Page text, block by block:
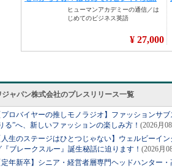
ジャパン株式会社のプレスリリース一覧
プロバイヤーの推しモノラジオ】ファッションサ
る”へ、新しいファッションの楽しみ方！ (2026月
人生のステージはひとつじゃない】ウェルビーイ
『ブレークスルー』誕生秘話に迫ります！ (2026月
定年新卒】シニア・経営者層専門ヘッドハンター